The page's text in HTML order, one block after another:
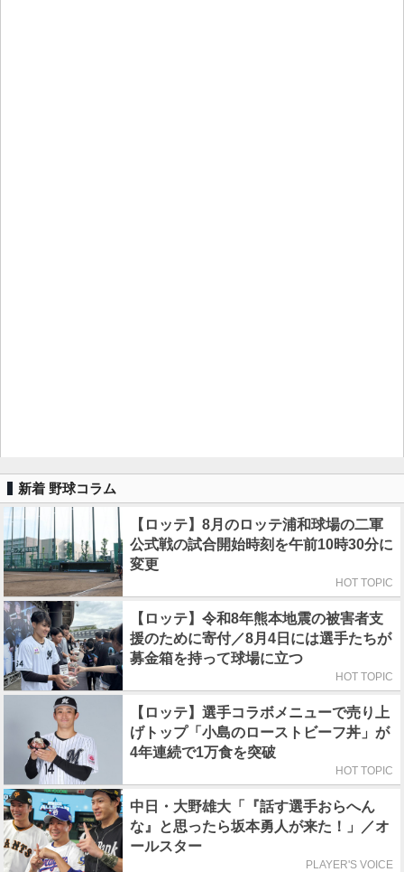
新着 野球コラム
【ロッテ】8月のロッテ浦和球場の二軍
公式戦の試合開始時刻を午前10時30分に
変更
HOT TOPIC
【ロッテ】令和8年熊本地震の被害者支
援のために寄付／8月4日には選手たちが
募金箱を持って球場に立つ
HOT TOPIC
【ロッテ】選手コラボメニューで売り上
げトップ「小島のローストビーフ丼」が
4年連続で1万食を突破
HOT TOPIC
中日・大野雄大「『話す選手おらへん
な』と思ったら坂本勇人が来た！」／オ
ールスター
PLAYER'S VOICE